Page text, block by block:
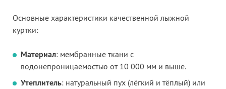
Основные характеристики качественной лыжной
куртки:
Материал: мембранные ткани с
водонепроницаемостью от 10 000 мм и выше.
Утеплитель: натуральный пух (лёгкий и тёплый) или